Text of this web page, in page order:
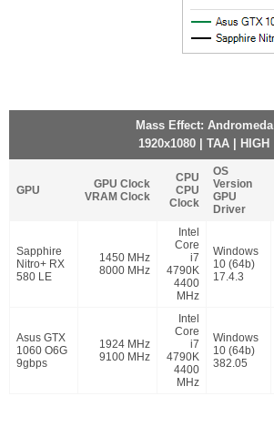
Mass Effect: Andromeda
1920x1080 | TAA | HIGH
GPU
GPU Clock
VRAM Clock
CPU
CPU
Clock
OS
Version
GPU
Driver
Sapphire
Nitro+ RX
580 LE
1450 MHz
8000 MHz
Intel
Core
i7
4790K
4400
MHz
Windows
10 (64b)
17.4.3
Asus GTX
1060 O6G
9gbps
1924 MHz
9100 MHz
Intel
Core
i7
4790K
4400
MHz
Windows
10 (64b)
382.05